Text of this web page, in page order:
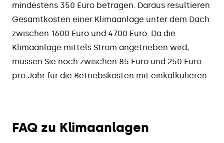
mindestens 350 Euro betragen. Daraus resultieren
Gesamtkosten einer Klimaanlage unter dem Dach
zwischen 1600 Euro und 4700 Euro. Da die
Klimaanlage mittels Strom angetrieben wird,
müssen Sie noch zwischen 85 Euro und 250 Euro
pro Jahr für die Betriebskosten mit einkalkulieren.
FAQ zu Klimaanlagen